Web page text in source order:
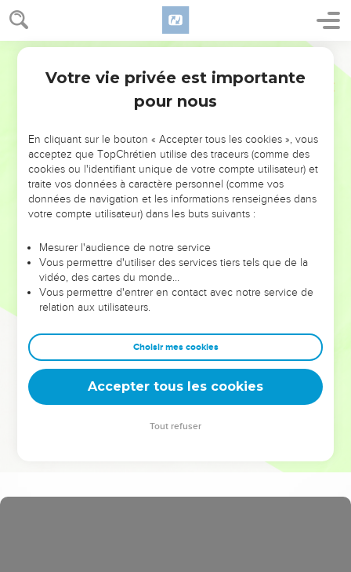
NE MANQUEZ PAS L’ÉVÉNEMENT
DE L’ANNÉE !
ET SI LEURS ERREURS POUVAIENT VOUS ÉVITER LES
VOTRES ?
leur foi ou leur vision. Mais on voit moins les doutes, les erreurs
et les saisons difficiles qu'ils ont traversés, alors même que ce
sont elles qui les ont façonnés.
Dans cette conférence, leaders, entrepreneurs, et responsables
clés pour avancer avec plus de sagesse afin que leurs erreurs
deviennent vos tremplins. Que vous guidiez un ministère, une
équipe, un groupe ou une famille, leur expérience est faite
Votre vie privée est importante
pour nous
En cliquant sur le bouton « Accepter tous les cookies », vous
acceptez que TopChrétien utilise des traceurs (comme des
cookies ou l'identifiant unique de votre compte utilisateur) et
traite vos données à caractère personnel (comme vos
données de navigation et les informations renseignées dans
votre compte utilisateur) dans les buts suivants :
Mesurer l'audience de notre service
Vous permettre d'utiliser des services tiers tels que de la
vidéo, des cartes du monde…
Vous permettre d'entrer en contact avec notre service de
relation aux utilisateurs.
Choisir mes cookies
Accepter tous les cookies
Tout refuser